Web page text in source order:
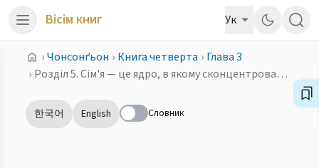
Вісім книг Ук
›Чонсонґьон › Книга четверта › Глава 3
›
Розділ 5. Сім'я — це ядро, в якому сконцентрована любов трьох епох
한국어 English Словник